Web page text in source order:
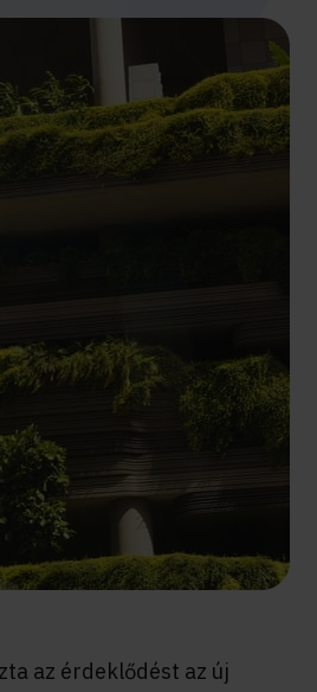
az érdeklődést az új